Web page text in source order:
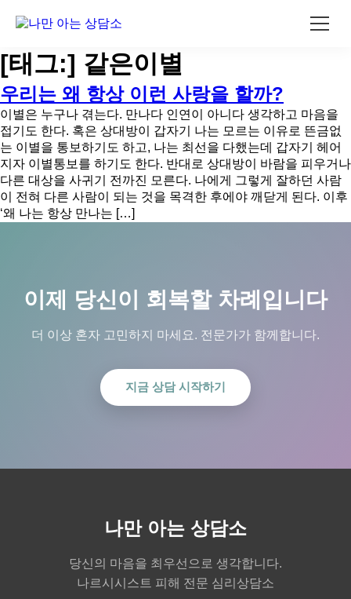
콘
텐
츠
로
건
너
뛰
기
[태그:] 같은이별
우리는 왜 항상 이런 사랑을 할까?
이별은 누구나 겪는다. 만나다 인연이 아니다 생각하고 마음을
접기도 한다. 혹은 상대방이 갑자기 나는 모르는 이유로 뜬금없
는 이별을 통보하기도 하고, 나는 최선을 다했는데 갑자기 헤어
지자 이별통보를 하기도 한다. 반대로 상대방이 바람을 피우거나
다른 대상을 사귀기 전까진 모른다. 나에게 그렇게 잘하던 사람
이 전혀 다른 사람이 되는 것을 목격한 후에야 깨닫게 된다. 이후
‘왜 나는 항상 만나는 […]
이제 당신이 회복할 차례입니다
더 이상 혼자 고민하지 마세요. 전문가가 함께합니다.
지금 상담 시작하기
나만 아는 상담소
당신의 마음을 최우선으로 생각합니다.
나르시시스트 피해 전문 심리상담소